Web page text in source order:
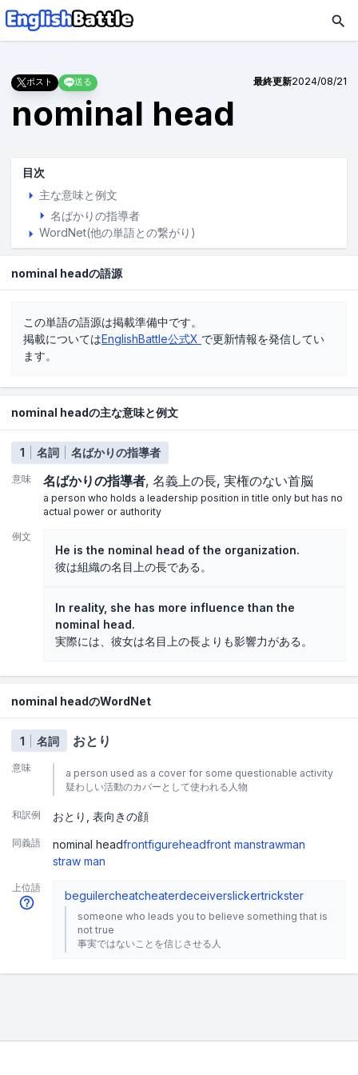
ポスト 送る 最終更新2024/08/21
nominal head
目次
主な意味と例文
名ばかりの指導者
WordNet(他の単語との繋がり)
nominal headの語源
この単語の語源は掲載準備中です。
掲載についてはEnglishBattle公式X で更新情報を発信してい
ます。
nominal headの主な意味と例文
1 名詞 名ばかりの指導者
意味 名ばかりの指導者 名義上の長 実権のない首脳
a person who holds a leadership position in title only but has no
actual power or authority
例文
He is the nominal head of the organization.
彼は組織の名目上の長である。
In reality, she has more influence than the
nominal head.
実際には、彼女は名目上の長よりも影響力がある。
nominal headのWordNet
1 名詞 おとり
意味
a person used as a cover for some questionable activity
疑わしい活動のカバーとして使われる人物
和訳例 おとり 表向きの顔
同義語 nominal headfrontfigureheadfront manstrawman
straw man
上位語
beguilercheatcheaterdeceiverslickertrickster
someone who leads you to believe something that is
not true
事実ではないことを信じさせる人